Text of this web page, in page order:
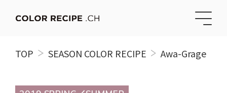
TOP SEASON COLOR RECIPE Awa-Grage